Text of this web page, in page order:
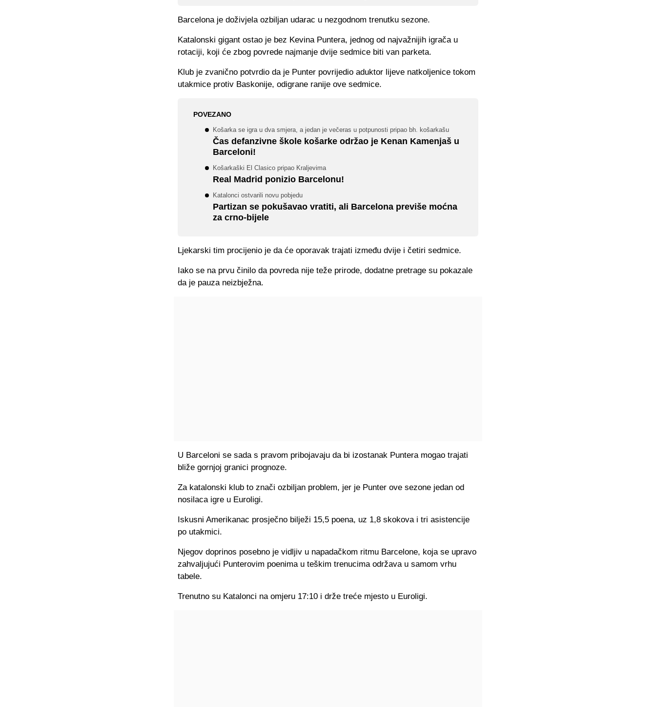
Barcelona je doživjela ozbiljan udarac u nezgodnom trenutku sezone.
Katalonski gigant ostao je bez Kevina Puntera, jednog od najvažnijih igrača u
rotaciji, koji će zbog povrede najmanje dvije sedmice biti van parketa.
Klub je zvanično potvrdio da je Punter povrijedio aduktor lijeve natkoljenice tokom
utakmice protiv Baskonije, odigrane ranije ove sedmice.
POVEZANO
Košarka se igra u dva smjera, a jedan je večeras u potpunosti pripao bh. košarkašu
Čas defanzivne škole košarke održao je Kenan Kamenjaš u
Barceloni!
Košarkaški El Clasico pripao Kraljevima
Real Madrid ponizio Barcelonu!
Katalonci ostvarili novu pobjedu
Partizan se pokušavao vratiti, ali Barcelona previše moćna
za crno-bijele
Ljekarski tim procijenio je da će oporavak trajati između dvije i četiri sedmice.
Iako se na prvu činilo da povreda nije teže prirode, dodatne pretrage su pokazale
da je pauza neizbježna.
U Barceloni se sada s pravom pribojavaju da bi izostanak Puntera mogao trajati
bliže gornjoj granici prognoze.
Za katalonski klub to znači ozbiljan problem, jer je Punter ove sezone jedan od
nosilaca igre u Euroligi.
Iskusni Amerikanac prosječno bilježi 15,5 poena, uz 1,8 skokova i tri asistencije
po utakmici.
Njegov doprinos posebno je vidljiv u napadačkom ritmu Barcelone, koja se upravo
zahvaljujući Punterovim poenima u teškim trenucima održava u samom vrhu
tabele.
Trenutno su Katalonci na omjeru 17:10 i drže treće mjesto u Euroligi.